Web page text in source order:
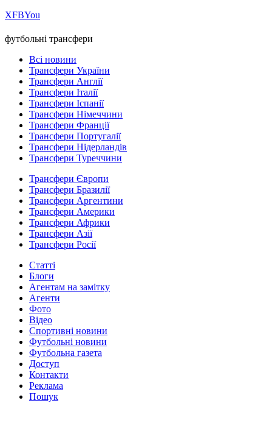
ХFBYou
футбольні трансфери
Всі новини
Трансфери України
Трансфери Англії
Трансфери Італії
Трансфери Іспанії
Трансфери Німеччини
Трансфери Франції
Трансфери Португалії
Трансфери Нідерландів
Трансфери Туреччини
Трансфери Європи
Трансфери Бразилії
Трансфери Аргентини
Трансфери Америки
Трансфери Африки
Трансфери Азії
Трансфери Росії
Статті
Блоги
Агентам на замітку
Агенти
Фото
Відео
Спортивні новини
Футбольні новини
Футбольна газета
Доступ
Контакти
Реклама
Пошук